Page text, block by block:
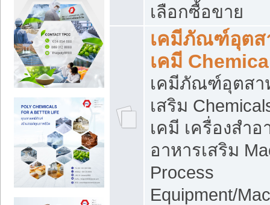
เลือกซื้อขาย
เคมีภัณฑ์อุตส
เคมี
เคมีภัณฑ์อุตสา
เสริม
เคมี เครื่องสำ
อาหารเสริม
Process
Equipment/